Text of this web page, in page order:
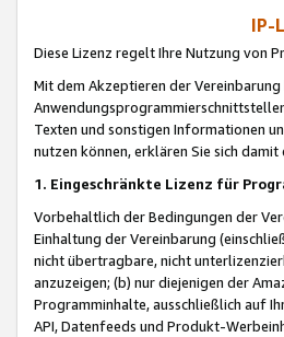
IP-
Diese Lizenz regelt Ihre Nutzung von
Mit dem Akzeptieren der
Texten und sonstigen Informationen
nutzen können, erklären Sie sich
1. Eingeschränkte Lizenz für
Vorbehaltlich der Bedingungen der
Einhaltung der Vereinbarung
nicht übertragbare, nicht
anzuzeigen; (b) nur diejenigen der
Programminhalte, ausschließlich auf
API, Datenfeeds und Produkt-